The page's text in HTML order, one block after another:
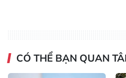
CÓ THỂ BẠN QUAN